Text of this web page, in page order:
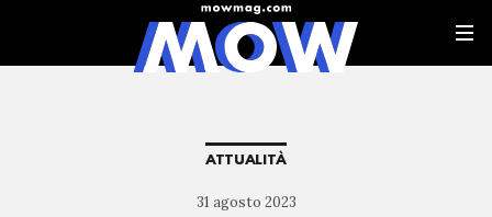
ATTUALITÀ
31 agosto 2023